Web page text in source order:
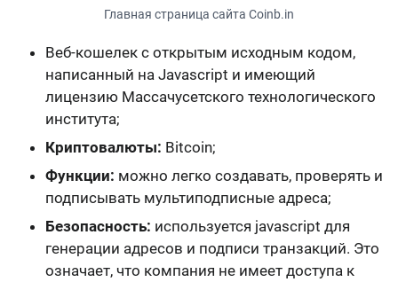
Главная страница сайта Coinb.in
Веб-кошелек с открытым исходным кодом,
написанный на Javascript и имеющий
лицензию Массачусетского технологического
института;
Криптовалюты: Bitcoin;
Функции: можно легко создавать, проверять и
подписывать мультиподписные адреса;
Безопасность: используется javascript для
генерации адресов и подписи транзакций. Это
означает, что компания не имеет доступа к